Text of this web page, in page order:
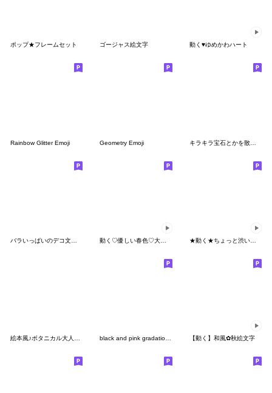
ポップ★フレームセット ゴージャス絵文字 動く♥ゆめかわハート
Rainbow Glitter Emoji Geometry Emoji キラキラ宝石とかを散らばめてみました
★動く★ちょっと渋い和柄の絵文字
絵本風♪ボタニカル大人のナチュラル絵文字 black and pink gradation emoji 【動く】和風✿秋絵文字